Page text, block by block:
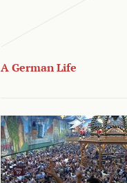
A German Life